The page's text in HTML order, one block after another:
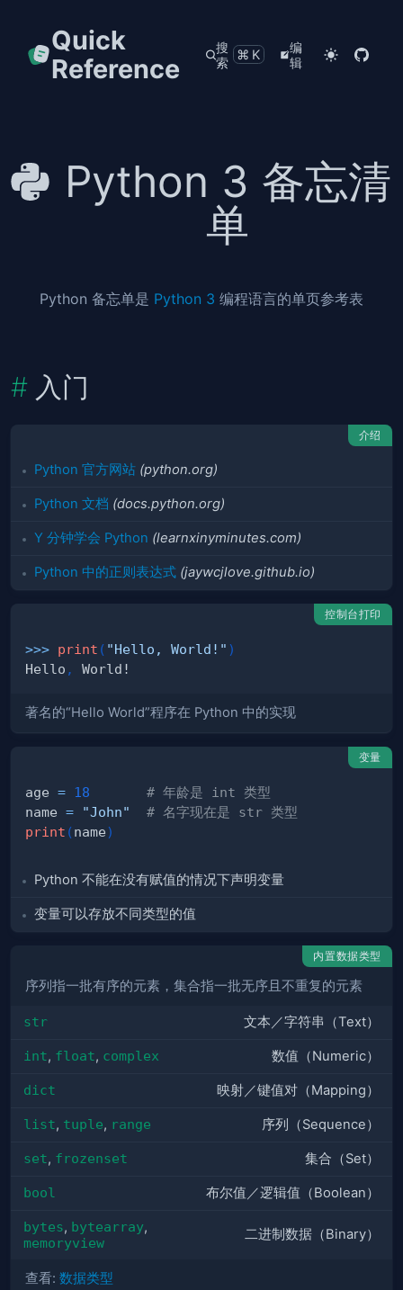
Quick
Reference
搜
索
⌘K
编
辑
Python 3 备忘清
单
Python 备忘单是 Python 3 编程语言的单页参考表
入门
介绍
Python 官方网站 (python.org)
Python 文档 (docs.python.org)
Y 分钟学会 Python (learnxinyminutes.com)
Python 中的正则表达式 (jaywcjlove.github.io)
控制台打印
>>> print ( "Hello, World!" )
Hello ,
著名的“Hello World”程序在 Python 中的实现
变量
age = 18
# 年龄是 int 类型
name = "John"
# 名字现在是 str 类型
print (name)
Python 不能在没有赋值的情况下声明变量
变量可以存放不同类型的值
内置数据类型
序列指一批有序的元素，集合指一批无序且不重复的元素
str 文本／字符串（Text）
int, float, complex 数值（Numeric）
dict 映射／键值对（Mapping）
list, tuple, range 序列（Sequence）
set, frozenset 集合（Set）
bool 布尔值／逻辑值（Boolean）
bytes, bytearray,
memoryview
二进制数据（Binary）
查看: 数据类型